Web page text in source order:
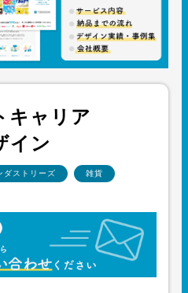
キャリア
イン
ダストリーズ 雑貨